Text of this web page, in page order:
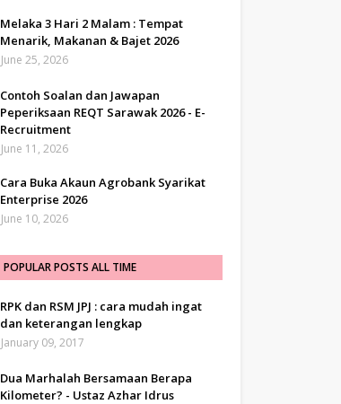
Melaka 3 Hari 2 Malam : Tempat
Menarik, Makanan & Bajet 2026
June 25, 2026
Contoh Soalan dan Jawapan
Peperiksaan REQT Sarawak 2026 - E-
Recruitment
June 11, 2026
Cara Buka Akaun Agrobank Syarikat
Enterprise 2026
June 10, 2026
POPULAR POSTS ALL TIME
RPK dan RSM JPJ : cara mudah ingat
dan keterangan lengkap
January 09, 2017
Dua Marhalah Bersamaan Berapa
Kilometer? - Ustaz Azhar Idrus